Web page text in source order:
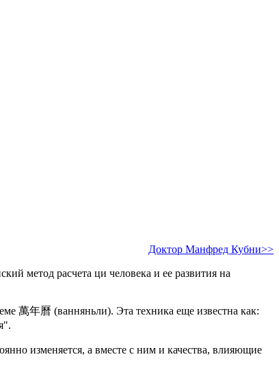
Доктор Манфред Кубни>>
метод расчета ци человека и ее развития на
萬年曆 (ванняньли). Эта техника еще известна как:
изменяется, а вместе с ним и качества, влияющие